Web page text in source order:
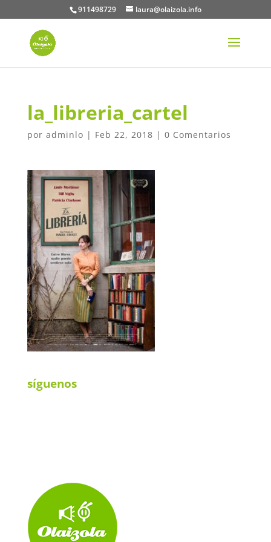
911498729 laura@olaizola.info
la_libreria_cartel
por adminlo | Feb 22, 2018 | 0 Comentarios
síguenos